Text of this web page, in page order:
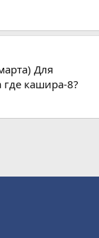
Для
где кашира-8?